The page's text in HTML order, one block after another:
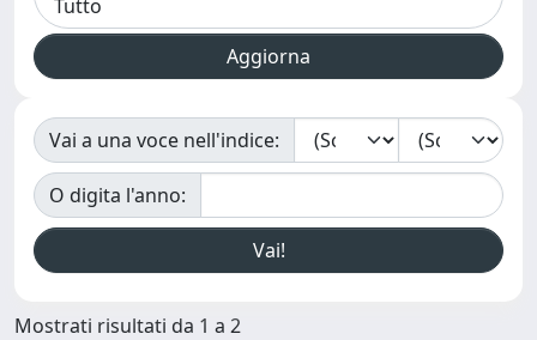
Vai a una voce nell'indice:
O digita l'anno:
Mostrati risultati da 1 a 2